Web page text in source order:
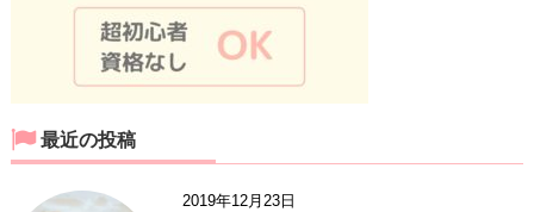
最近の投稿
2019年12月23日